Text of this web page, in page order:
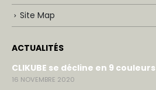
Site Map
ACTUALITÉS
CLIKUBE se décline en 9 couleurs
16 NOVEMBRE 2020